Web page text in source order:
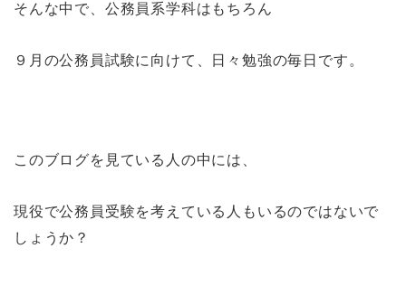
そんな中で、公務員系学科はもちろん
９月の公務員試験に向けて、日々勉強の毎日です。
このブログを見ている人の中には、
現役で公務員受験を考えている人もいるのではないで
しょうか？